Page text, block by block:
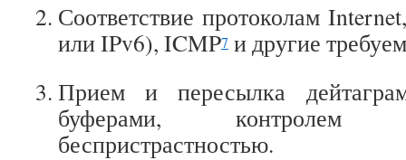
Соответствие протоколам
или IPv6), ICMP7 и другие
Прием и пересылка
буферами, контролем
беспристрастностью.